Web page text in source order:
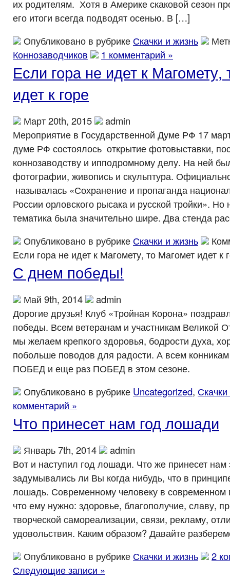
их родителям. Хотя в Америке скаковой сезон
его итоги всегда подводят осенью. В […]
Опубликовано в рубрике Скачки и жизнь
Коннозаводчиков
1 комментарий »
Если гора не идет к Магомету,
идет к горе
Март 20th, 2015
admin
Мероприятие в Государственной Думе РФ 17
думе РФ состоялось открытие фотовыставки,
коннозаводству и ипподромному делу. На ней
фотографии, живопись и скульптура.
называлась «Сохранение и пропаганда
России орловского рысака и русской тройки».
тематика была значительно шире. Два стенда
Опубликовано в рубрике Скачки и жизнь
Если гора не идет к Магомету, то Магомет идет к
С днем победы!
Май 9th, 2014
admin
Дорогие друзья! Клуб «Тройная Корона»
победы. Всем ветеранам и участникам Великой
мы желаем крепкого здоровья, бодрости духа,
побольше поводов для радости. А всем
ПОБЕД и еще раз ПОБЕД в этом сезоне.
Опубликовано в рубрике Uncategorized,
комментарий »
Что принесет нам год лошади
Январь 7th, 2014
admin
Вот и наступил год лошади. Что же принесет нам
задумывались ли Вы когда нибудь, что в
лошадь. Современному человеку в современном
что ему нужно: здоровье, благополучие, славу,
творческой самореализации, связи, рекламу,
удовольствия. Каким образом? Давайте
Опубликовано в рубрике Скачки и жизнь
2
Следующие записи »